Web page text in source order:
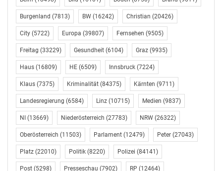
neuropathischen Schmerzen.
“Ich kenne Fälle, wo Schmerz- oder Krebspatienten
Cannabismedizin von den Kassen dennoch verweigert
wird. Die Genehmigungspraxis gleicht einem
Glücksspiel.”
Die Liste Pilz unterstützt nun betroffene Patienten. “Im
Fall einer Ablehnung sollte man auf einer schriftlichen
Ablehnung durch einen Bescheid bestehen. Diese kann
man vor dem Sozialgericht bekämpfen. Die Liste Pilz
wird da unterstützen und diese Fälle auch öffentlich
machen. Das kann helfen”, bietet Kolba konkrete Hilfe
an.
Burgenland (7813) BW (16242) Christian (20426)
City (5722) Europa (39807) Fernsehen (9505)
Freitag (33229) Gesundheit (6104) Graz (9935)
Haus (16809) HE (6509) Innsbruck (7224)
Klaus (7375) Kriminalität (84375) Kärnten (9711)
Landesregierung (6584) Linz (10715) Medien (9837)
NI (13669) Niederösterreich (27783) NRW (26322)
Oberösterreich (11503) Parlament (12479) Peter (27043)
Platz (22010) Politik (8220) Polizei (84141)
Post (5298) Presseschau (7902) RP (12464)